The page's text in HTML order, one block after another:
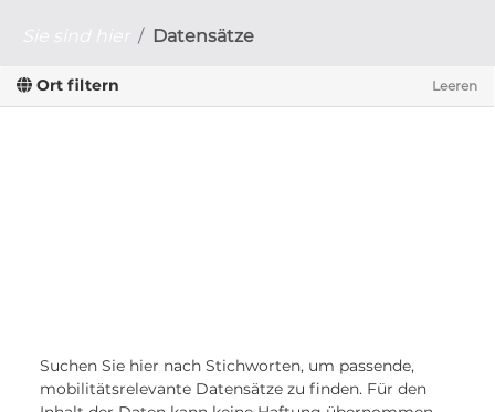
Datensätze
Ort filtern Leeren
Suchen Sie hier nach Stichworten, um passende,
mobilitätsrelevante Datensätze zu finden. Für den